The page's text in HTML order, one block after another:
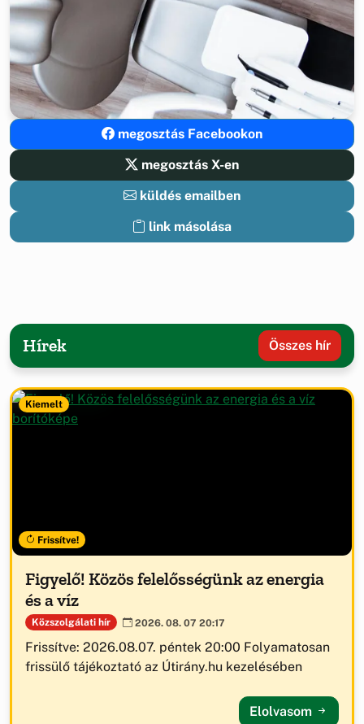
megosztás Facebookon
megosztás X-en
küldés emailben
link másolása
Hírek Összes hír
Kiemelt
Frissítve!
Figyelő! Közös felelősségünk az energia
és a víz
Közszolgálati hír 2026. 08. 07 20:17
Frissítve: 2026.08.07. péntek 20:00 Folyamatosan
frissülő tájékoztató az Útirány.hu kezelésében
Elolvasom